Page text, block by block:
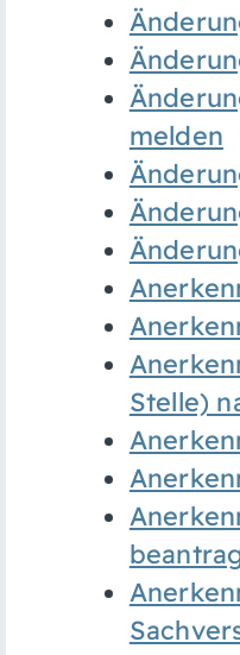
melden
Stelle)